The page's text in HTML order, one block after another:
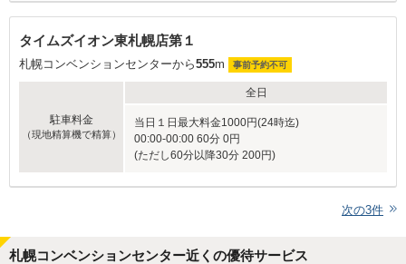
タイムズイオン東札幌店第１
札幌コンベンションセンターから555m 事前予約不可
駐車料金
（現地精算機で精算）
全日
当日１日最大料金1000円(24時迄)
00:00-00:00 60分 0円
(ただし60分以降30分 200円)
次の3件
札幌コンベンションセンター近くの優待サービス